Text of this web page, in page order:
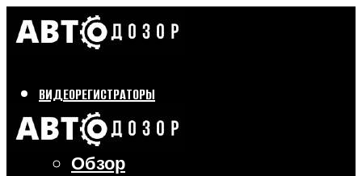
ВИДЕОРЕГИСТРАТОРЫ
Бренды
Выбор
Обзор